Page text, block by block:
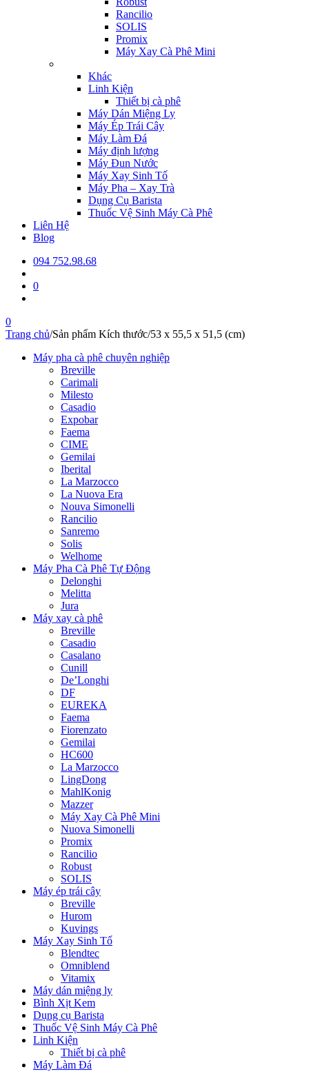
Rancilio
SOLIS
Promix
Máy Xay Cà Phê Mini
Khác
Linh Kiện
Thiết bị cà phê
Máy Dán Miệng Ly
Máy Ép Trái Cây
Máy Làm Đá
Máy định lượng
Máy Đun Nước
Máy Xay Sinh Tố
Máy Pha – Xay Trà
Dụng Cụ Barista
Thuốc Vệ Sinh Máy Cà Phê
Liên Hệ
Blog
094 752.98.68
0
0
Trang chủ/Sản phẩm Kích thước/53 x 55,5 x 51,5 (cm)
Máy pha cà phê chuyên nghiệp
Breville
Carimali
Milesto
Casadio
Expobar
Faema
CIME
Gemilai
Iberital
La Marzocco
La Nuova Era
Nouva Simonelli
Rancilio
Sanremo
Solis
Welhome
Máy Pha Cà Phê Tự Động
Delonghi
Melitta
Jura
Máy xay cà phê
Breville
Casadio
Casalano
Cunill
De’Longhi
DF
EUREKA
Faema
Fiorenzato
Gemilai
HC600
La Marzocco
LingDong
MahlKonig
Mazzer
Máy Xay Cà Phê Mini
Nuova Simonelli
Promix
Rancilio
Robust
SOLIS
Máy ép trái cây
Breville
Hurom
Kuvings
Máy Xay Sinh Tố
Blendtec
Omniblend
Vitamix
Máy dán miệng ly
Bình Xịt Kem
Dụng cụ Barista
Thuốc Vệ Sinh Máy Cà Phê
Linh Kiện
Thiết bị cà phê
Máy Làm Đá